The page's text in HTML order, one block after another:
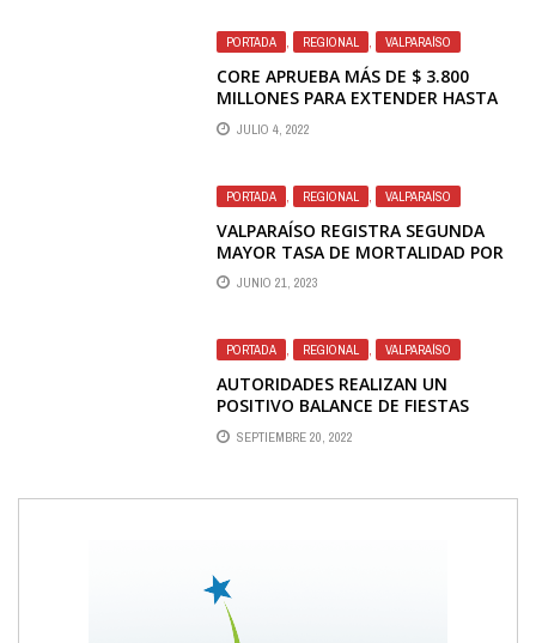
PORTADA , REGIONAL , VALPARAÍSO
CORE APRUEBA MÁS DE $ 3.800
MILLONES PARA EXTENDER HASTA
DICIEMBRE PROGRAMA PRO EMPLEO
PARA MUJERES JEFAS DE HOGAR
JULIO 4, 2022
PORTADA REGIONAL VALPARAÍSO
VALPARAÍSO REGISTRA SEGUNDA
MAYOR TASA DE MORTALIDAD POR
CÁNCER DE PULMÓN
JUNIO 21, 2023
PORTADA , REGIONAL , VALPARAÍSO
AUTORIDADES REALIZAN UN
POSITIVO BALANCE DE FIESTAS
PATRIAS EN LA REGION
SEPTIEMBRE 20, 2022